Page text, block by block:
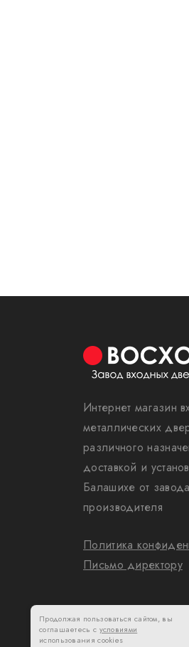
Интернет магазин
металлических
различного
доставкой и
Балашихе от завода
производителя
Политика
Письмо директору
Продолжая пользоваться сайтом, вы
соглашаетесь с условиями
использования cookies